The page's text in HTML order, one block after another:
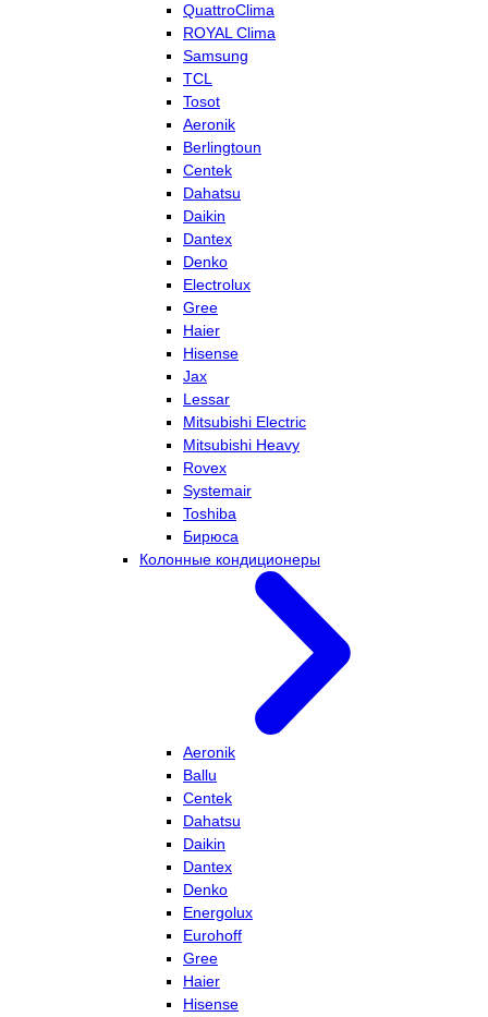
QuattroClima
ROYAL Clima
Samsung
TCL
Tosot
Aeronik
Berlingtoun
Centek
Dahatsu
Daikin
Dantex
Denko
Electrolux
Gree
Haier
Hisense
Jax
Lessar
Mitsubishi Electric
Mitsubishi Heavy
Rovex
Systemair
Toshiba
Бирюса
Колонные кондиционеры
Aeronik
Ballu
Centek
Dahatsu
Daikin
Dantex
Denko
Energolux
Eurohoff
Gree
Haier
Hisense